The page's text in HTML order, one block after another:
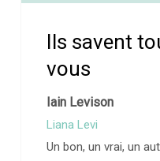
Ils savent
vous
Iain Levison
Liana Levi
Un bon, un vrai, un